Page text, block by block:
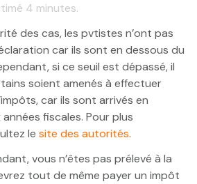
4 minutes.
des cas, les pvtistes n’ont pas
car ils sont en dessous du
si ce seuil est dépassé, il
soient amenés à effectuer
car ils sont arrivés en
fiscales. Pour plus
le site des autorités.
vous n’êtes pas prélevé à la
tout de même payer un impôt